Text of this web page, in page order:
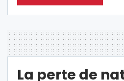
La perte de